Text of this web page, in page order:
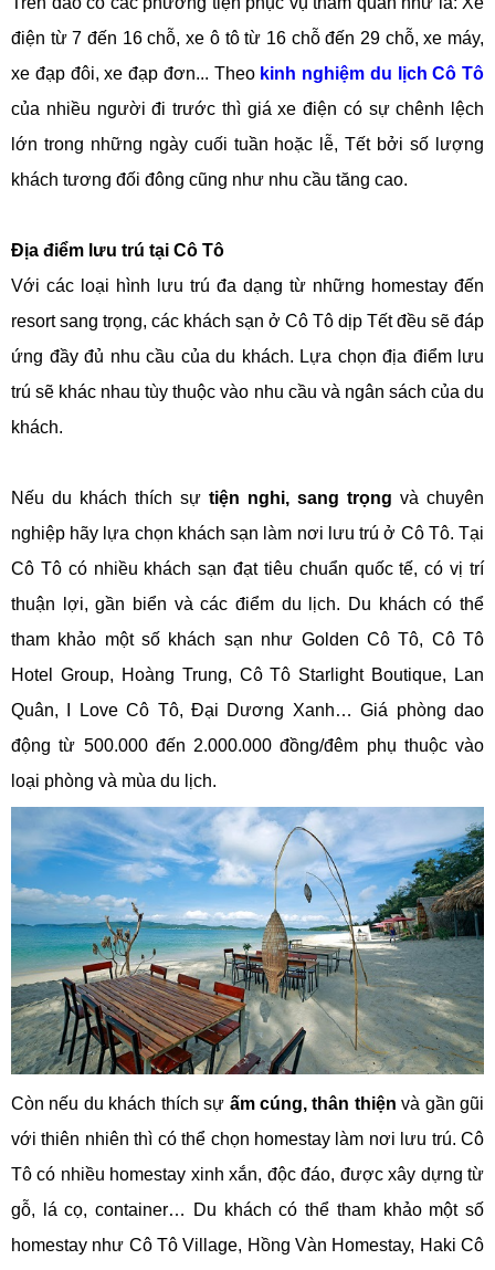
điện từ 7 đến 16 chỗ, xe ô tô từ 16 chỗ đến 29 chỗ, xe máy,
xe đạp đôi, xe đạp đơn... Theo kinh nghiệm du lịch Cô Tô
của nhiều người đi trước thì giá xe điện có sự chênh lệch
lớn trong những ngày cuối tuần hoặc lễ, Tết bởi số lượng
khách tương đối đông cũng như nhu cầu tăng cao.
Địa điểm lưu trú tại Cô Tô
Với các loại hình lưu trú đa dạng từ những homestay đến
resort sang trọng, các khách sạn ở Cô Tô dịp Tết đều sẽ đáp
ứng đầy đủ nhu cầu của du khách. Lựa chọn địa điểm lưu
trú sẽ khác nhau tùy thuộc vào nhu cầu và ngân sách của du
khách.
Nếu du khách thích sự tiện nghi, sang trọng và chuyên
nghiệp hãy lựa chọn khách sạn làm nơi lưu trú ở Cô Tô. Tại
Cô Tô có nhiều khách sạn đạt tiêu chuẩn quốc tế, có vị trí
thuận lợi, gần biển và các điểm du lịch. Du khách có thể
tham khảo một số khách sạn như Golden Cô Tô, Cô Tô
Hotel Group, Hoàng Trung, Cô Tô Starlight Boutique, Lan
Quân, I Love Cô Tô, Đại Dương Xanh… Giá phòng dao
động từ 500.000 đến 2.000.000 đồng/đêm phụ thuộc vào
loại phòng và mùa du lịch.
Còn nếu du khách thích sự ấm cúng, thân thiện và gần gũi
với thiên nhiên thì có thể chọn homestay làm nơi lưu trú. Cô
Tô có nhiều homestay xinh xắn, độc đáo, được xây dựng từ
gỗ, lá cọ, container… Du khách có thể tham khảo một số
homestay như Cô Tô Village, Hồng Vàn Homestay, Haki Cô